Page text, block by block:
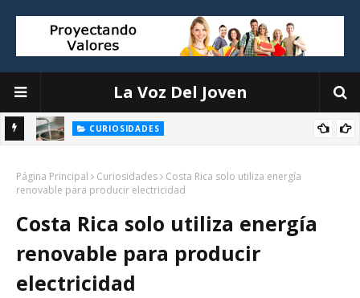
La Voz Del Joven
CURIOSIDADES
enfriar la casa sin aire acondicionado
Página Principal Curiosidades
Costa Rica solo utiliza energía
renovable para producir electricidad
Costa Rica solo utiliza energía
renovable para producir
electricidad